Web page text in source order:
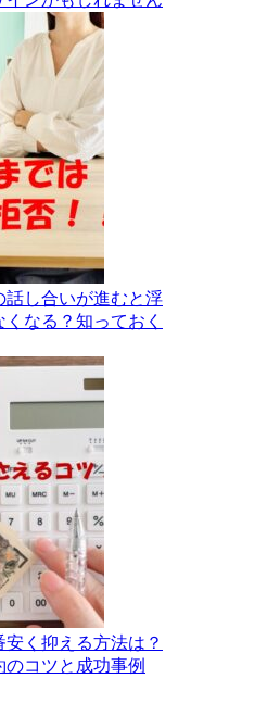
話し合いが進むと浮
なる？知っておく
く抑える方法は？
コツと成功事例